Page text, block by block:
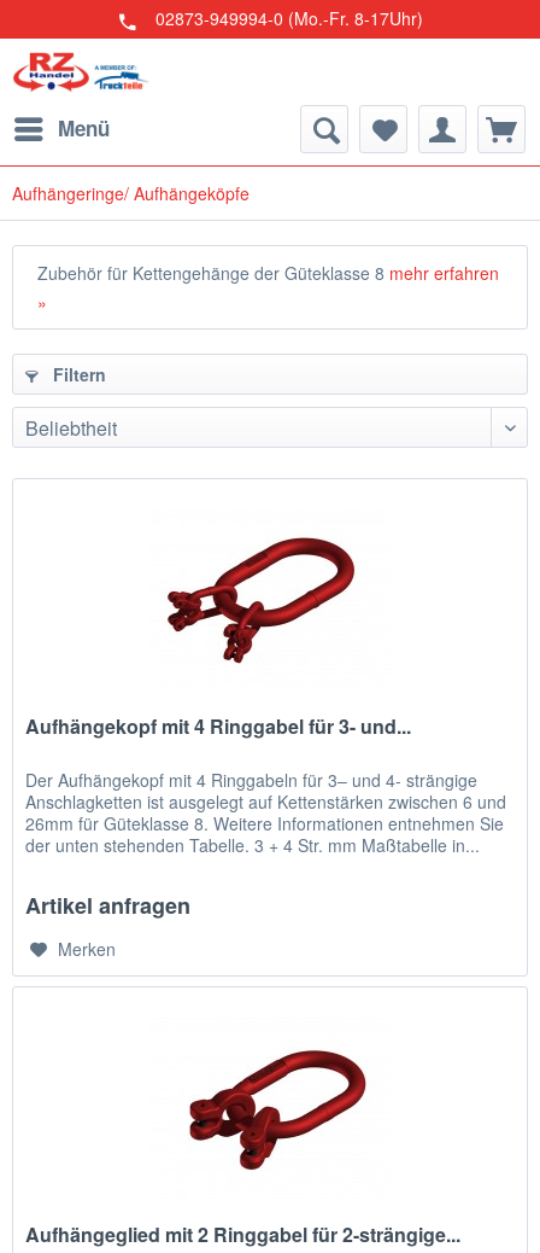
02873-949994-0 (Mo.-Fr. 8-17Uhr)
Menü
Aufhängeringe/ Aufhängeköpfe
Zubehör für Kettengehänge der Güteklasse 8 mehr erfahren
»
Filtern
Aufhängekopf mit 4 Ringgabel für 3- und...
Der Aufhängekopf mit 4 Ringgabeln für 3– und 4- strängige
Anschlagketten ist ausgelegt auf Kettenstärken zwischen 6 und
26mm für Güteklasse 8. Weitere Informationen entnehmen Sie
der unten stehenden Tabelle. 3 + 4 Str. mm Maßtabelle in...
Artikel anfragen
Merken
Aufhängeglied mit 2 Ringgabel für 2-strängige...